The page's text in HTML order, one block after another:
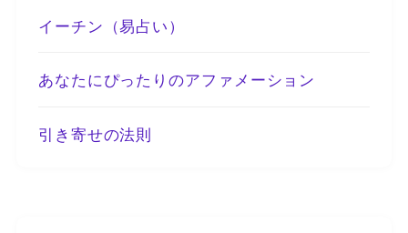
イーチン（易占い）
あなたにぴったりのアファメーション
引き寄せの法則